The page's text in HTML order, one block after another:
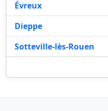
Évreux
Dieppe
Sotteville-lès-Rouen